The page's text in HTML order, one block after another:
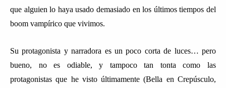
que alguien lo haya usado demasiado en los últimos tiempos del
boom vampírico que vivimos.
Su protagonista y narradora es un poco corta de luces… pero
bueno, no es odiable, y tampoco tan tonta como las
protagonistas que he visto últimamente (Bella en Crepúsculo,